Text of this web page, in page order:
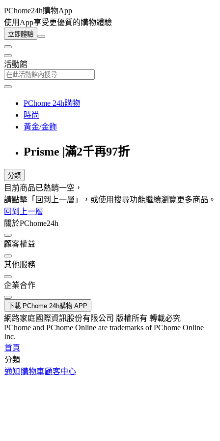
PChome24h購物App
使用App享受更優質的購物體驗
立即體驗
活動館
PChome 24h購物
時尚
黃金/金飾
Prisme |滿2千再97折
分類
目前商品已熱銷一空，
請點擊「回到上一層」，或使用搜尋功能繼續瀏覽更多商品。
回到上一層
關於PChome24h
顧客權益
其他服務
企業合作
下載 PChome 24h購物 APP
網路家庭國際資訊股份有限公司 版權所有 轉載必究
PChome and PChome Online are trademarks of PChome Online
Inc.
首頁
分類
通知 購物車顧客中心